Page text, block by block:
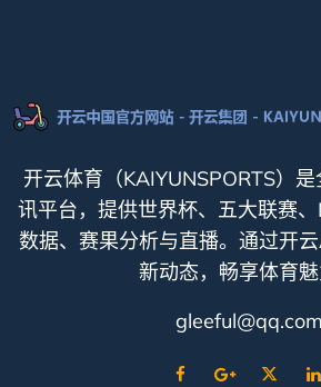
开云体育（KAIYUNSPORTS）
讯平台，提供世界杯、五大联赛
数据、赛果分析与直播。通过开
新动态，畅享体育魅
gleeful@qq.com